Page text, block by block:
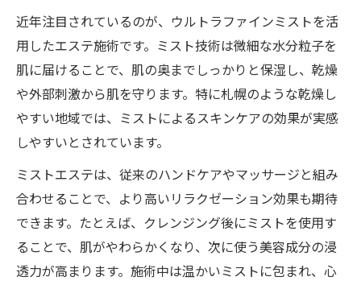
近年注目されているのが、ウルトラファインミストを活
用したエステ施術です。ミスト技術は微細な水分粒子を
肌に届けることで、肌の奥までしっかりと保湿し、乾燥
や外部刺激から肌を守ります。特に札幌のような乾燥し
やすい地域では、ミストによるスキンケアの効果が実感
しやすいとされています。
ミストエステは、従来のハンドケアやマッサージと組み
合わせることで、より高いリラクゼーション効果も期待
できます。たとえば、クレンジング後にミストを使用す
ることで、肌がやわらかくなり、次に使う美容成分の浸
透力が高まります。施術中は温かいミストに包まれ、心